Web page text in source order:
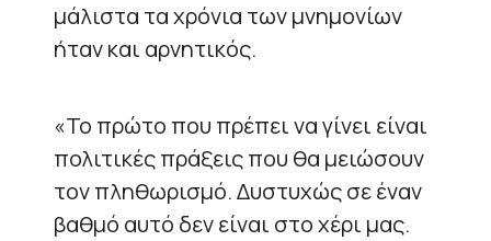
μάλιστα τα χρόνια των μνημονίων
ήταν και αρνητικός.
«Το πρώτο που πρέπει να γίνει είναι
πολιτικές πράξεις που θα μειώσουν
τον πληθωρισμό. Δυστυχώς σε έναν
βαθμό αυτό δεν είναι στο χέρι μας.